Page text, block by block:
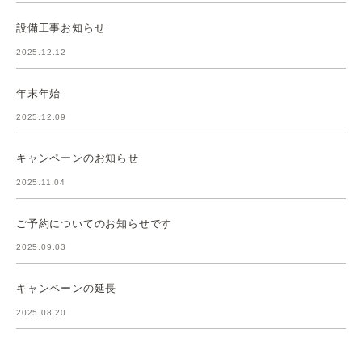
設備工事お知らせ
2025.12.12
年末年始
2025.12.09
キャンペーンのお知らせ
2025.11.04
ご予約についてのお知らせです
2025.09.03
キャンペーンの延長
2025.08.20